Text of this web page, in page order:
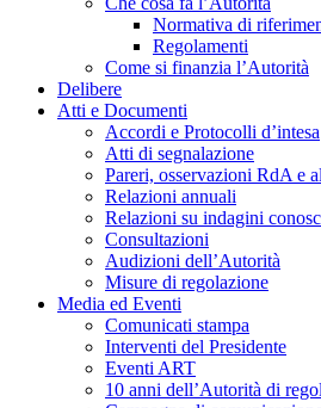
Normativa di
Regolamenti
Come si finanzia l’Autorità
Delibere
Atti e Documenti
Accordi e Protocolli d’intesa
Atti di segnalazione
Pareri, osservazioni RdA e
Relazioni annuali
Relazioni su indagini
Consultazioni
Audizioni dell’Autorità
Misure di regolazione
Media ed Eventi
Comunicati stampa
Interventi del Presidente
Eventi ART
10 anni dell’Autorità di